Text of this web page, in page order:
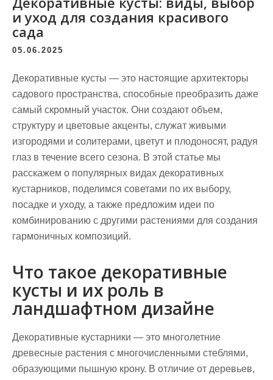
и уход для создания красивого
сада
05.06.2025
Декоративные кусты — это настоящие архитекторы
садового пространства, способные преобразить даже
самый скромный участок. Они создают объем,
структуру и цветовые акценты, служат живыми
изгородями и солитерами, цветут и плодоносят, радуя
глаз в течение всего сезона. В этой статье мы
расскажем о популярных видах декоративных
кустарников, поделимся советами по их выбору,
посадке и уходу, а также предложим идеи по
комбинированию с другими растениями для создания
гармоничных композиций.
Что такое декоративные
кусты и их роль в
ландшафтном дизайне
Декоративные кустарники — это многолетние
древесные растения с многочисленными стеблями,
образующими пышную крону. В отличие от деревьев,